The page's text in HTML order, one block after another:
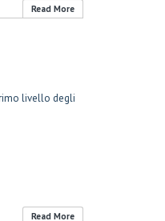
Read More
livello degli
Read More